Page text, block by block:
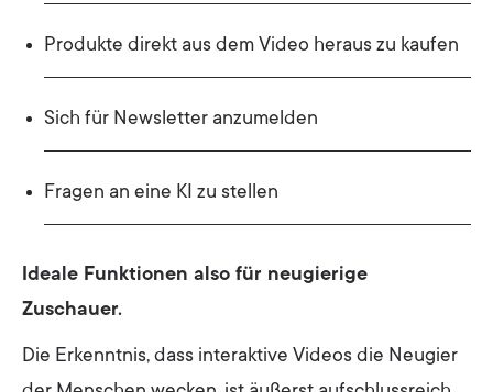
Produkte direkt aus dem Video heraus zu kaufen
Sich für Newsletter anzumelden
Fragen an eine KI zu stellen
Ideale Funktionen also für neugierige
Zuschauer.
Die Erkenntnis, dass interaktive Videos die Neugier